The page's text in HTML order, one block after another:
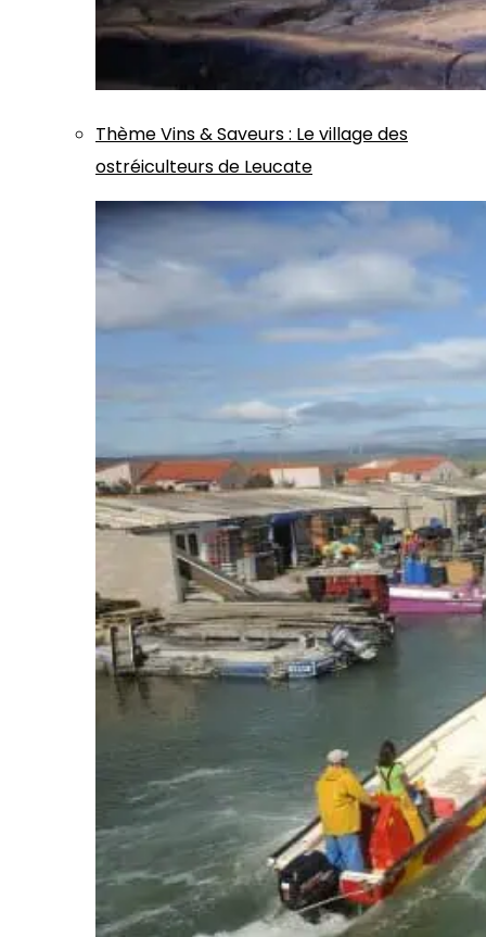
ThèmeVins & Saveurs: Le village des
ostréiculteurs de Leucate